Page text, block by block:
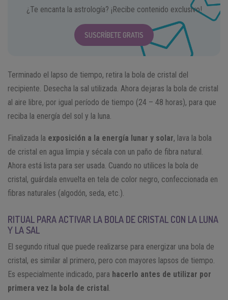
¿Te encanta la astrología? ¡Recibe contenido exclusivo!
SUSCRÍBETE GRATIS
Terminado el lapso de tiempo, retira la bola de cristal del
recipiente. Desecha la sal utilizada. Ahora dejaras la bola de cristal
al aire libre, por igual período de tiempo (24 – 48 horas), para que
reciba la energía del sol y la luna.
Finalizada la exposición a la energía lunar y solar, lava la bola
de cristal en agua limpia y sécala con un paño de fibra natural.
Ahora está lista para ser usada. Cuando no utilices la bola de
cristal, guárdala envuelta en tela de color negro, confeccionada en
fibras naturales (algodón, seda, etc.).
RITUAL PARA ACTIVAR LA BOLA DE CRISTAL CON LA LUNA
Y LA SAL
El segundo ritual que puede realizarse para energizar una bola de
cristal, es similar al primero, pero con mayores lapsos de tiempo.
Es especialmente indicado, para hacerlo antes de utilizar por
primera vez la bola de cristal